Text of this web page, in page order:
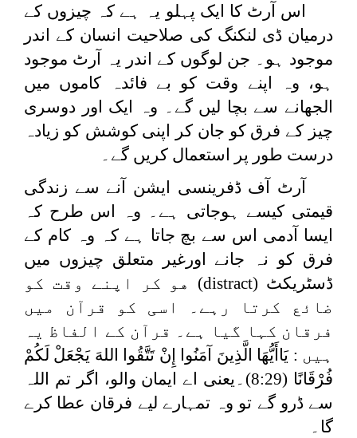
اس آرٹ کا ایک پہلو یہ ہے کہ چیزوں کے
درمیان ڈی لنکنگ کی صلاحیت انسان کے اندر
موجود ہو۔ جن لوگوں کے اندر یہ آرٹ موجود
ہو، وہ اپنے وقت کو بے فائدہ کاموں میں
الجھانے سے بچا لیں گے۔ وہ ایک اور دوسری
چیز کے فرق کو جان کر اپنی کوشش کو زیادہ
درست طور پر استعمال کریں گے۔
آرٹ آف ڈفرینسی ایشن آنے سے زندگی
قیمتی کیسے ہوجاتی ہے۔ وہ اس طرح کہ
ایسا آدمی اس سے بچ جاتا ہے کہ وہ کام کے
فرق کو نہ جانے اورغیر متعلق چیزوں میں
ڈسٹريكٹ (distract) هو كر اپنے وقت کو
ضائع کرتا رہے۔ اسی کو قرآن میں
فرقان کہا گیا ہے۔ قرآن کے الفاظ یہ
ہیں :يَاأَيُّهَا الَّذِينَ آمَنُوا إِنْ تَتَّقُوا اللهَ يَجْعَلْ لَكُمْ
فُرْقَانًا
(8:29)۔یعنی اے ایمان والو، اگر تم اللہ
سے ڈرو گے تو وہ تمہارے لیے فرقان عطا کرے
گا۔